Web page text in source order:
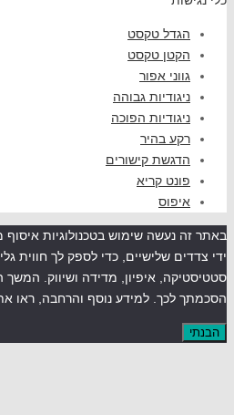
טקסט
טקסט
אפור
גבוהה
הפוכה
בהיר
קישורים
קריא
שלישיים, כדי לספק לך חווית גלישה
איפיון, מדידה ושיווק. המשך
לכך. למידע נוסף והרחבה, ראו את